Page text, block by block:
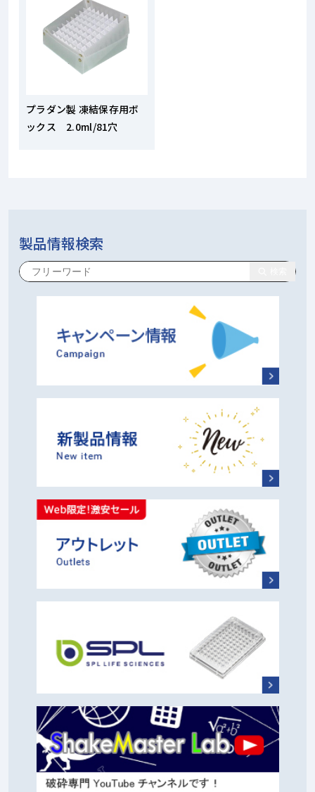
プラダン製 凍結保存用ボ
ックス 2.0ml/81穴
製品情報検索